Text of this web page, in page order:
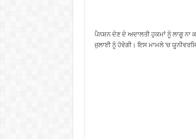
ਪੈਨਸ਼ਨ ਦੇਣ ਦੇ ਅਦਾਲਤੀ ਹੁਕਮਾਂ ਨੂੰ ਲਾਗੂ ਨਾ
ਜੁਲਾਈ ਨੂੰ ਹੋਵੇਗੀ। ਇਸ ਮਾਮਲੇ ’ਚ